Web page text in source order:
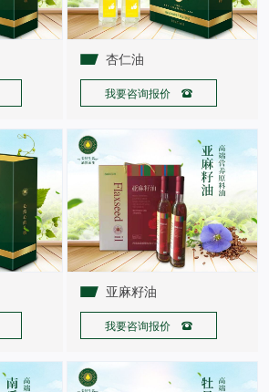
杏仁油
我要咨询报价 
亚麻籽油
我要咨询报价 